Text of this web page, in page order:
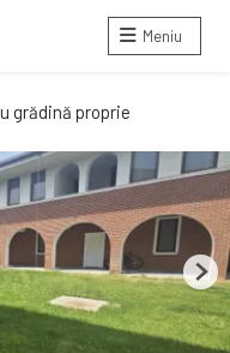
Meniu
grădină proprie
Next